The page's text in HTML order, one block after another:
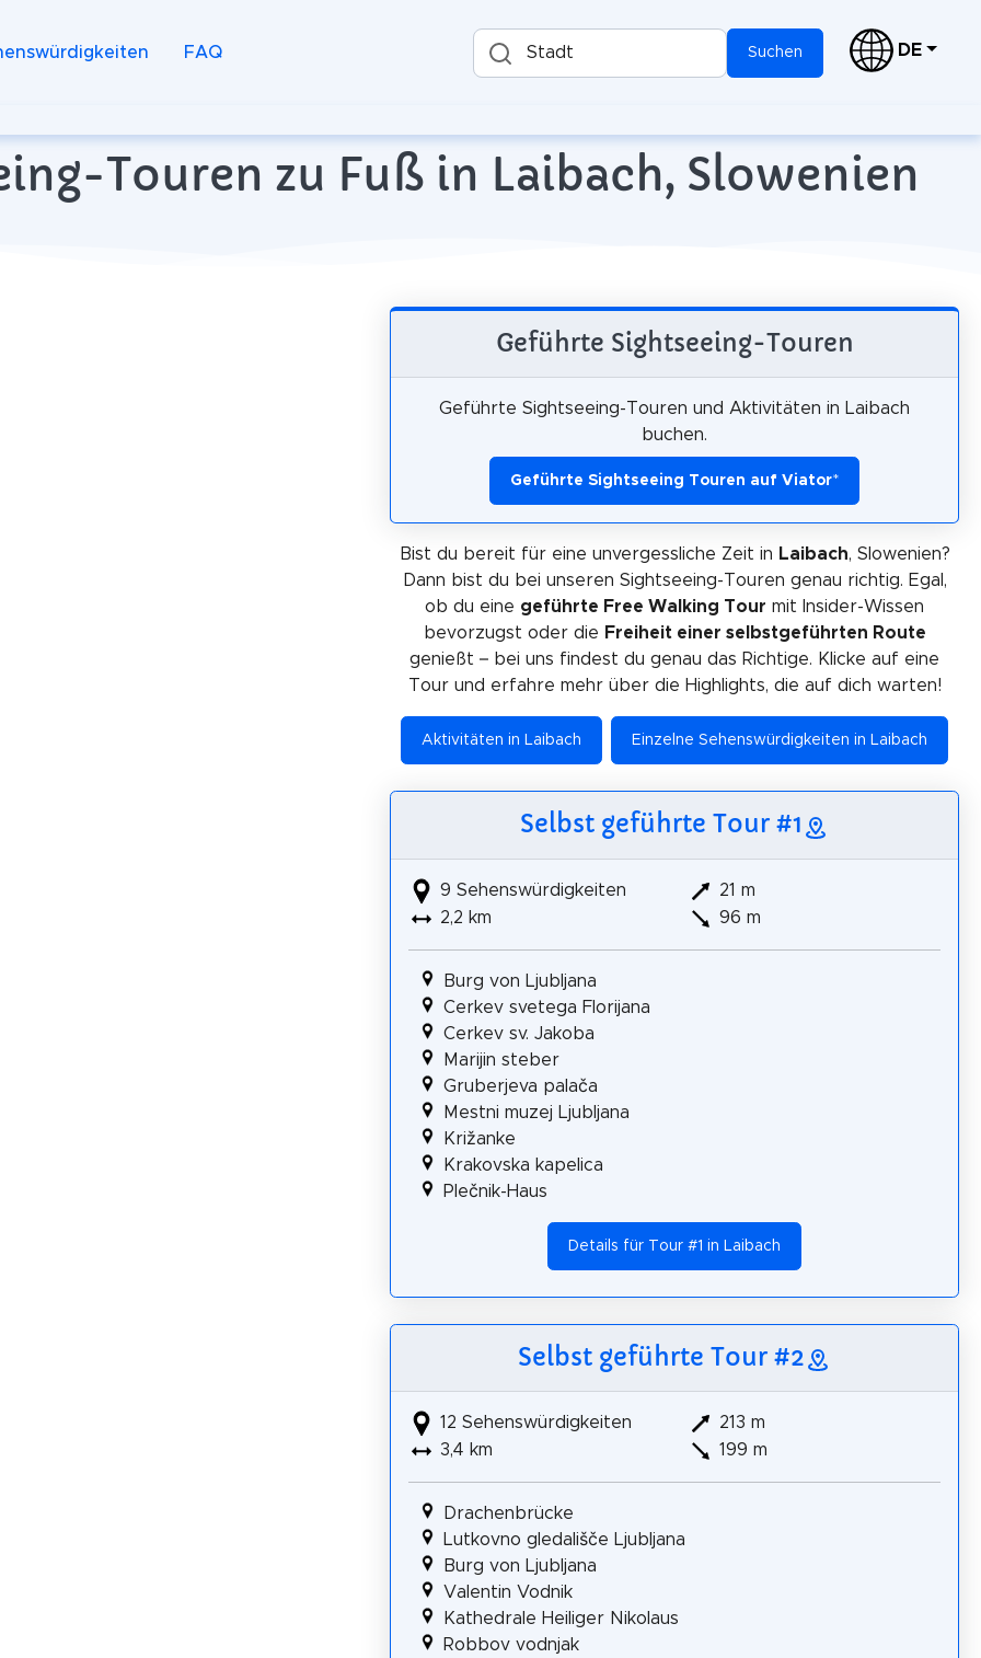
FAQ Stadt Suchen DE
Touren zu Fuß in Laibach, Slowenien
Geführte Sightseeing-Touren
Geführte Sightseeing-Touren und Aktivitäten in Laibach
buchen.
Geführte Sightseeing Touren auf Viator*
Bist du bereit für eine unvergessliche Zeit in Laibach, Slowenien?
Dann bist du bei unseren Sightseeing-Touren genau richtig. Egal,
ob du eine geführte Free Walking Tour mit Insider-Wissen
bevorzugst oder die Freiheit einer selbstgeführten Route
genießt – bei uns findest du genau das Richtige. Klicke auf eine
Tour und erfahre mehr über die Highlights, die auf dich warten!
Aktivitäten in Laibach Einzelne Sehenswürdigkeiten in Laibach
Selbst geführte Tour #1
9 Sehenswürdigkeiten
2,2 km
21 m
96 m
Burg von Ljubljana
Cerkev svetega Florijana
Cerkev sv. Jakoba
Marijin steber
Gruberjeva palača
Mestni muzej Ljubljana
Križanke
Krakovska kapelica
Plečnik-Haus
Details für Tour #1 in Laibach
Selbst geführte Tour #2
12 Sehenswürdigkeiten
3,4 km
213 m
199 m
Drachenbrücke
Lutkovno gledališče Ljubljana
Burg von Ljubljana
Valentin Vodnik
Kathedrale Heiliger Nikolaus
Robbov vodnjak